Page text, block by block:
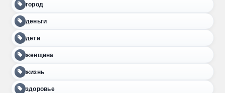
город
деньги
дети
женщина
жизнь
здоровье